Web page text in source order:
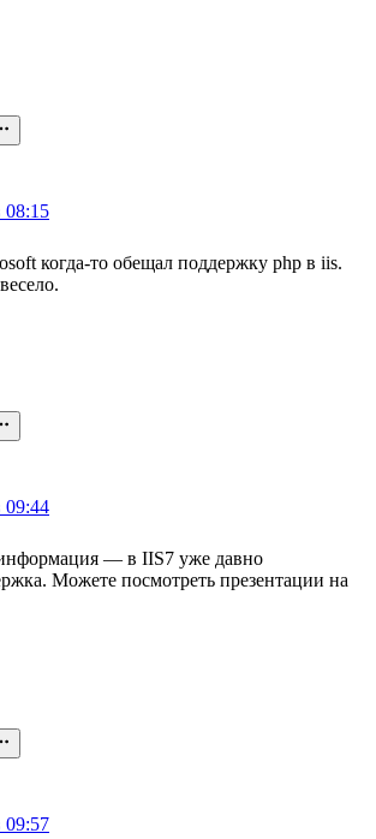
08:15
когда-то обещал поддержку php в iis.
09:44
— в IIS7 уже давно
Можете посмотреть презентации на
09:57